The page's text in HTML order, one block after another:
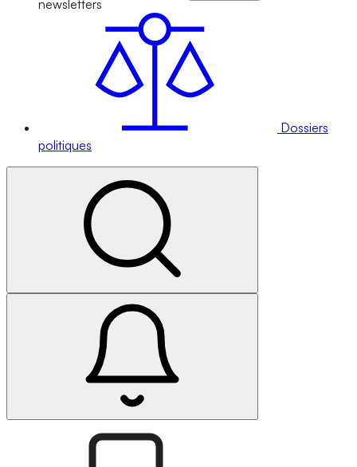
newsletters
Dossiers
politiques